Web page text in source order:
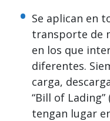
Se aplican en
transporte de
en los que
diferentes.
carga,
“Bill of
tengan lugar